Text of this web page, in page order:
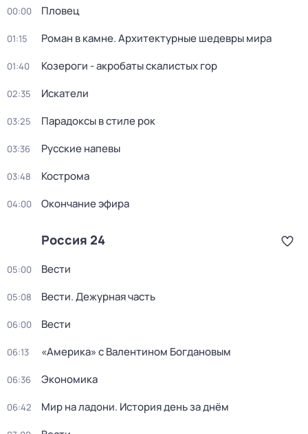
00:00 Пловец
01:15 Роман в камне. Архитектурные шедевры мира
01:40 Козероги - акробаты скалистых гор
02:35 Искатели
03:25 Парадоксы в стиле рок
03:36 Русские напевы
03:48 Кострома
04:00 Окончание эфира
Россия 24
05:00 Вести
05:08 Вести. Дежурная часть
06:00 Вести
06:13 «Америка» с Валентином Богдановым
06:36 Экономика
06:42 Мир на ладони. История день за днём